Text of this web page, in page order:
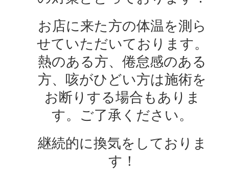
お店に来た方の体温を測ら
せていただいております。
熱のある方、倦怠感のある
方、咳がひどい方は施術を
お断りする場合もありま
す。ご了承ください。
継続的に換気をしておりま
す！